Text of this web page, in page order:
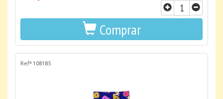
Comprar
Refª 108185